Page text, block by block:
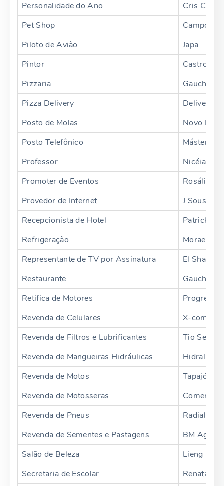
Personalidade do Ano
Cris
Pet Shop
Campo e
Piloto de Avião
Japa
Pintor
Castro
Pizzaria
Gaucho
Pizza Delivery
Delivery
Posto de Molas
Novo
Posto Telefônico
Máster
Professor
Nicéia
Promoter de Eventos
Rosália
Provedor de Internet
J Sousa
Recepcionista de Hotel
Patrick
Refrigeração
Moraes
Representante de TV por Assinatura
El Shanday
Restaurante
Gaucho
Retifica de Motores
Revenda de Celulares
X-com
Revenda de Filtros e Lubrificantes
Tio Senna
Revenda de Mangueiras Hidráulicas
Revenda de Motos
Tapajós
Revenda de Motosseras
Comercial
Revenda de Pneus
Radial
Revenda de Sementes e Pastagens
BM Agro
Salão de Beleza
Lieng
Secretaria de Escolar
Renata